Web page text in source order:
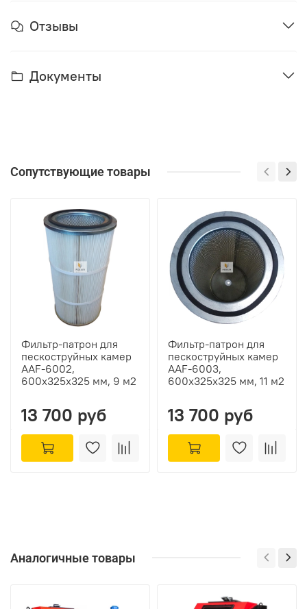
Отзывы
Документы
Сопутствующие товары
Фильтр-патрон для
пескоструйных камер
AAF-6002,
600х325х325 мм, 9 м2
13 700 руб
Фильтр-патрон для
пескоструйных камер
AAF-6003,
600х325х325 мм, 11 м2
13 700 руб
Аналогичные товары